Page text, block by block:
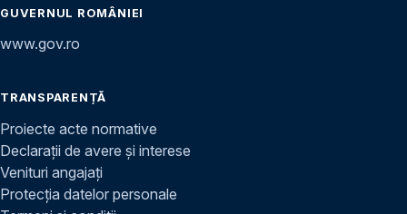
GUVERNUL ROMÂNIEI
www.gov.ro
TRANSPARENȚĂ
Proiecte acte normative
Declarații de avere și interese
Venituri angajați
Protecția datelor personale